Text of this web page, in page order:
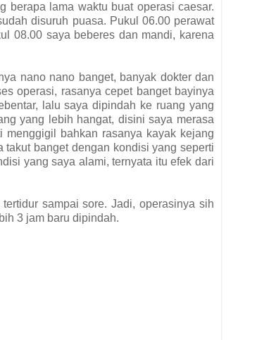
berapa lama waktu buat operasi caesar.
disuruh puasa. Pukul 06.00 perawat
08.00 saya beberes dan mandi, karena
nano nano banget, banyak dokter dan
operasi, rasanya cepet banget bayinya
lalu saya dipindah ke ruang yang
yang lebih hangat, disini saya merasa
bahkan rasanya kayak kejang
banget dengan kondisi yang seperti
yang saya alami, ternyata itu efek dari
sampai sore. Jadi, operasinya sih
3 jam baru dipindah.